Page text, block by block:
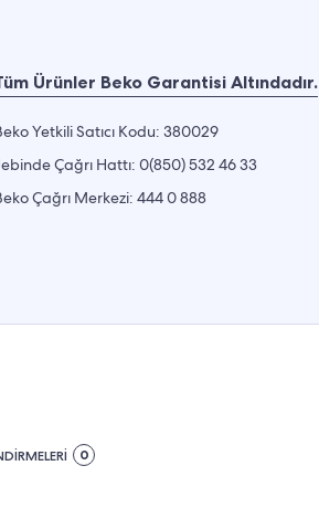
Ürünler Beko Garantisi Altındadır.
Yetkili Satıcı Kodu: 380029
Çağrı Hattı: 0(850) 532 46 33
Çağrı Merkezi: 444 0 888
0